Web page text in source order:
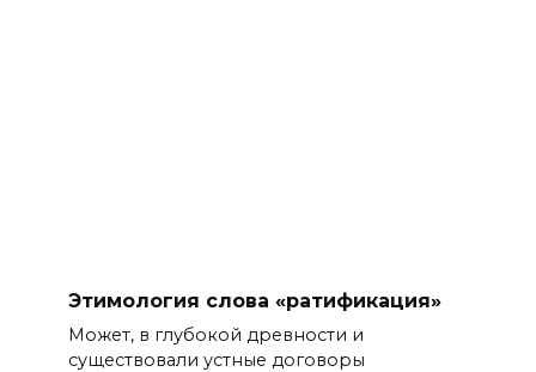
Этимология слова «ратификация»
Может, в глубокой древности и
существовали устные договоры